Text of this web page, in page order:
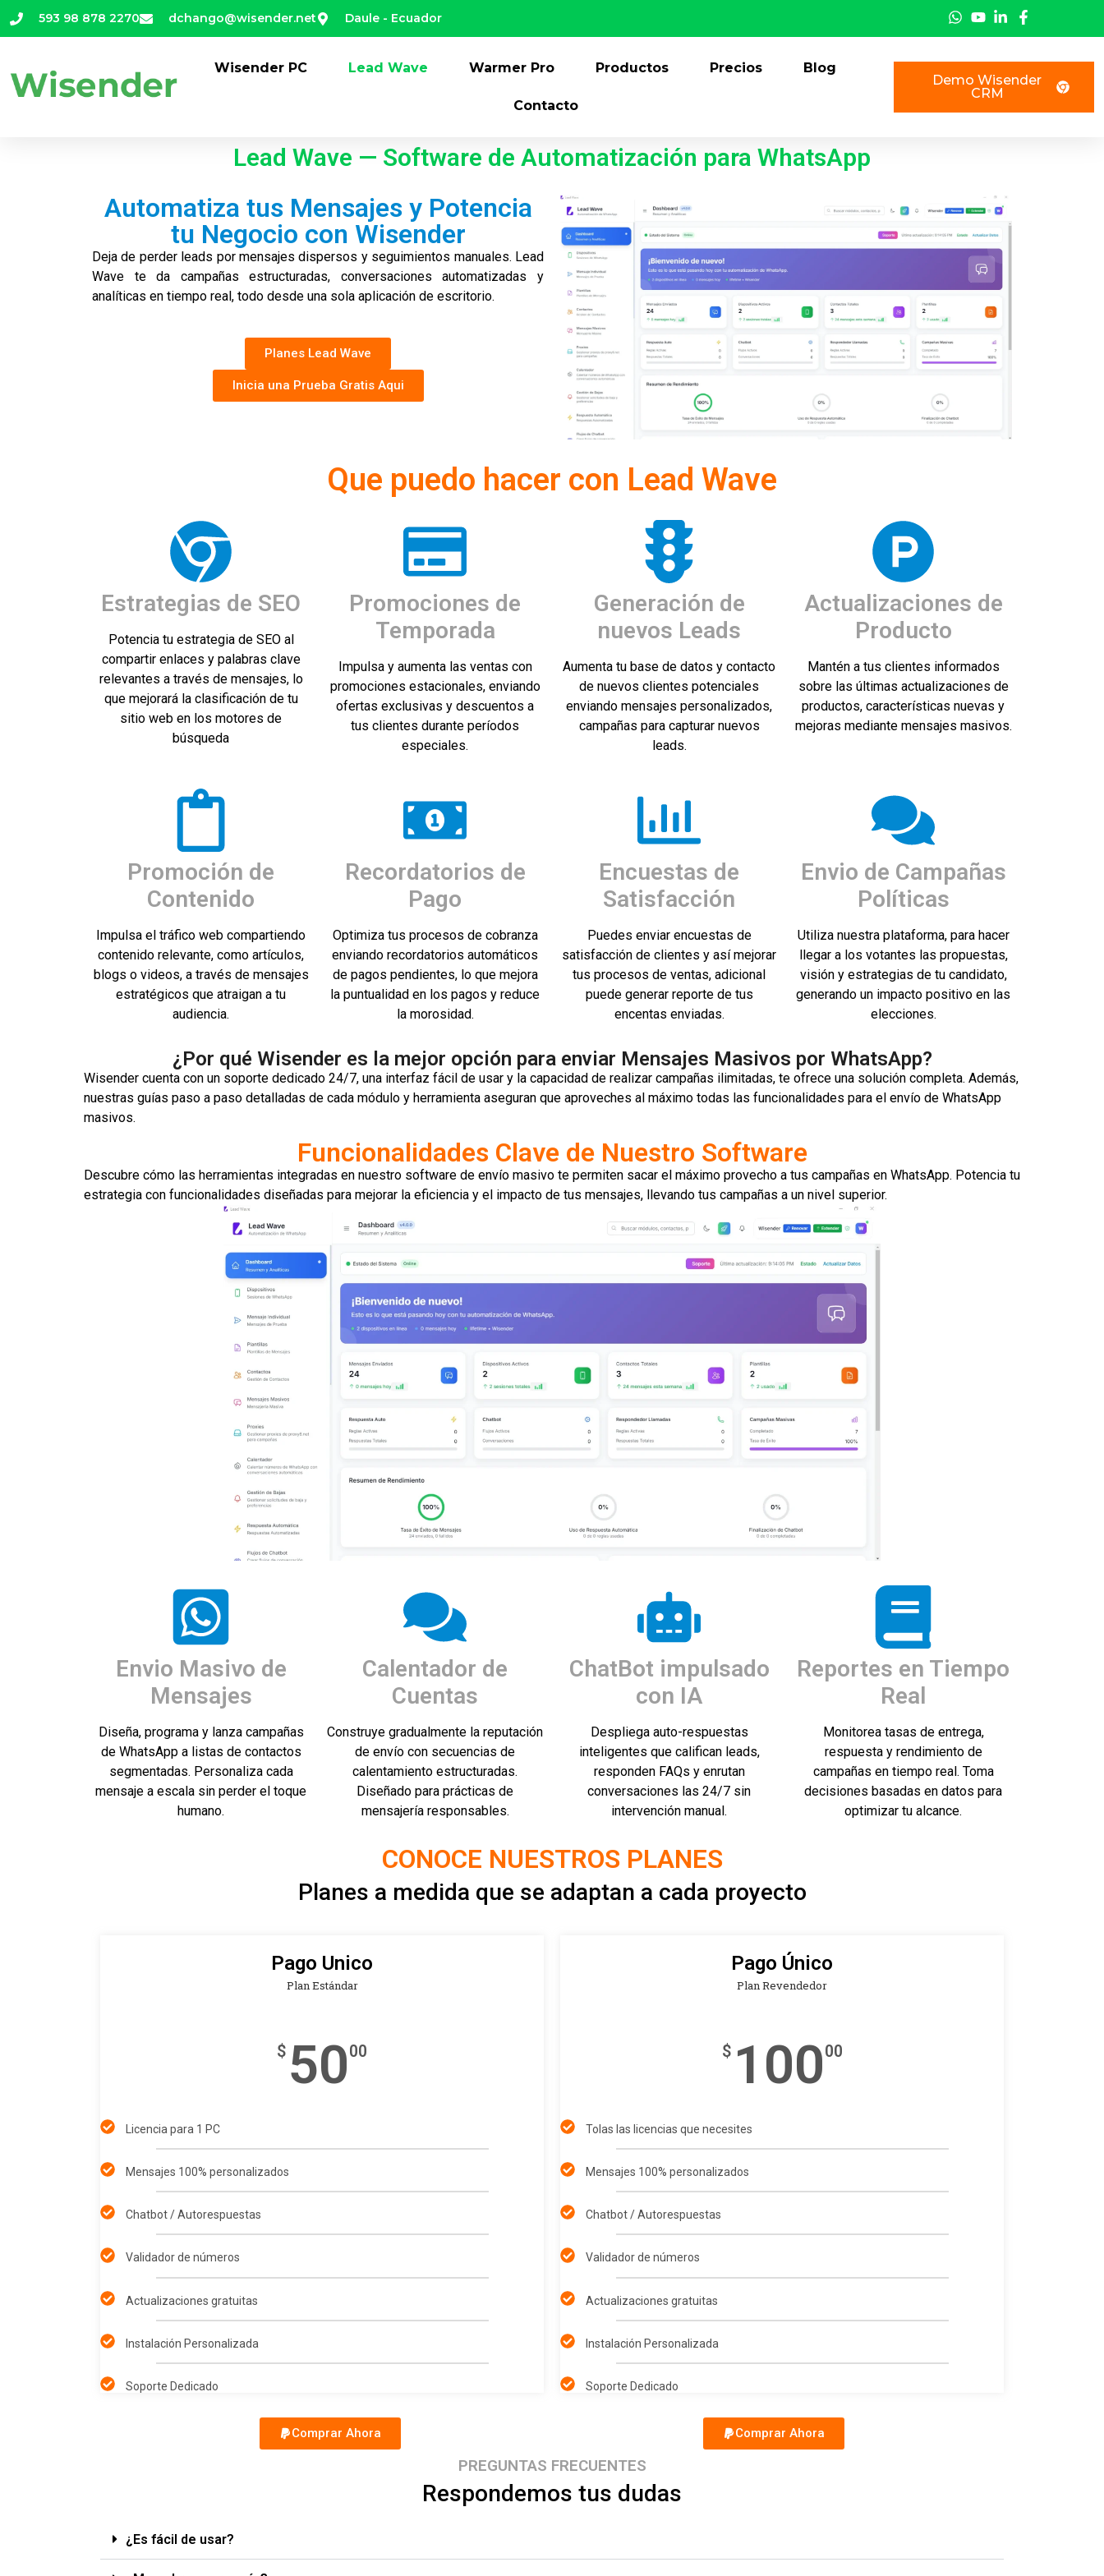
593 98 878 2270 dchango@wisender.net Daule - Ecuador
Wisender PC Lead Wave Warmer Pro Productos Precios Blog
Contacto
Demo Wisender
CRM
Lead Wave — Software de Automatización para WhatsApp
Automatiza tus Mensajes y Potencia
tu Negocio con Wisender
Deja de perder leads por mensajes dispersos y seguimientos manuales. Lead
Wave te da campañas estructuradas, conversaciones automatizadas y
analíticas en tiempo real, todo desde una sola aplicación de escritorio.
Planes Lead Wave
Inicia una Prueba Gratis Aqui
Que puedo hacer con Lead Wave
Estrategias de SEO
Potencia tu estrategia de SEO al
compartir enlaces y palabras clave
relevantes a través de mensajes, lo
que mejorará la clasificación de tu
sitio web en los motores de
búsqueda
Promociones de
Temporada
Impulsa y aumenta las ventas con
promociones estacionales, enviando
ofertas exclusivas y descuentos a
tus clientes durante períodos
especiales.
Generación de
nuevos Leads
Aumenta tu base de datos y contacto
de nuevos clientes potenciales
enviando mensajes personalizados,
campañas para capturar nuevos
leads.
Actualizaciones de
Producto
Mantén a tus clientes informados
sobre las últimas actualizaciones de
productos, características nuevas y
mejoras mediante mensajes masivos.
Promoción de
Contenido
Impulsa el tráfico web compartiendo
contenido relevante, como artículos,
blogs o videos, a través de mensajes
estratégicos que atraigan a tu
audiencia.
Recordatorios de
Pago
Optimiza tus procesos de cobranza
enviando recordatorios automáticos
de pagos pendientes, lo que mejora
la puntualidad en los pagos y reduce
la morosidad.
Encuestas de
Satisfacción
Puedes enviar encuestas de
satisfacción de clientes y así mejorar
tus procesos de ventas, adicional
puede generar reporte de tus
encentas enviadas.
Envio de Campañas
Políticas
Utiliza nuestra plataforma, para hacer
llegar a los votantes las propuestas,
visión y estrategias de tu candidato,
generando un impacto positivo en las
elecciones.
¿Por qué Wisender es la mejor opción para enviar Mensajes Masivos por WhatsApp?
Wisender cuenta con un soporte dedicado 24/7, una interfaz fácil de usar y la capacidad de realizar campañas ilimitadas, te ofrece una solución completa. Además,
nuestras guías paso a paso detalladas de cada módulo y herramienta aseguran que aproveches al máximo todas las funcionalidades para el envío de WhatsApp
masivos.
Funcionalidades Clave de Nuestro Software
Descubre cómo las herramientas integradas en nuestro software de envío masivo te permiten sacar el máximo provecho a tus campañas en WhatsApp. Potencia tu
estrategia con funcionalidades diseñadas para mejorar la eficiencia y el impacto de tus mensajes, llevando tus campañas a un nivel superior.
Envio Masivo de
Mensajes
Diseña, programa y lanza campañas
de WhatsApp a listas de contactos
segmentadas. Personaliza cada
mensaje a escala sin perder el toque
humano.
Calentador de
Cuentas
Construye gradualmente la reputación
de envío con secuencias de
calentamiento estructuradas.
Diseñado para prácticas de
mensajería responsables.
ChatBot impulsado
con IA
Despliega auto-respuestas
inteligentes que califican leads,
responden FAQs y enrutan
conversaciones las 24/7 sin
intervención manual.
Reportes en Tiempo
Real
Monitorea tasas de entrega,
respuesta y rendimiento de
campañas en tiempo real. Toma
decisiones basadas en datos para
optimizar tu alcance.
CONOCE NUESTROS PLANES
Planes a medida que se adaptan a cada proyecto
Pago Unico
Plan Estándar
$ 5000
Licencia para 1 PC
Mensajes 100% personalizados
Chatbot / Autorespuestas
Validador de números
Actualizaciones gratuitas
Instalación Personalizada
Soporte Dedicado
Pago Único
Plan Revendedor
$ 10000
Tolas las licencias que necesites
Mensajes 100% personalizados
Chatbot / Autorespuestas
Validador de números
Actualizaciones gratuitas
Instalación Personalizada
Soporte Dedicado
Comprar Ahora Comprar Ahora
PREGUNTAS FRECUENTES
Respondemos tus dudas
¿Es fácil de usar?